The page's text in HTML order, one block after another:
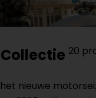
Collectie 20
nieuwe